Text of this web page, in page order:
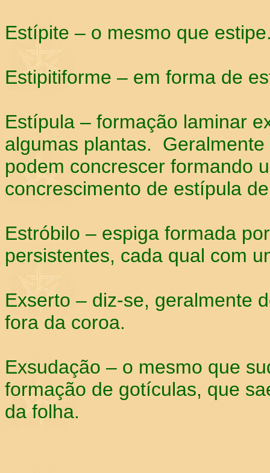
Estípite – o mesmo que
Estipitiforme – em forma de
Estípula – formação laminar
algumas plantas.
podem concrescer formando
concrescimento de estípula
Estróbilo – espiga formada
persistentes, cada qual com
Exserto – diz-se, geralmente
fora da coroa.
Exsudação – o mesmo que
formação de gotículas, que
da folha.